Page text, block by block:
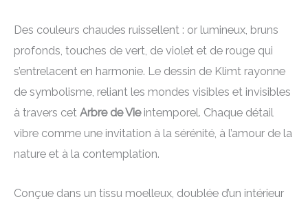
Des couleurs chaudes ruissellent : or lumineux, bruns
profonds, touches de vert, de violet et de rouge qui
s’entrelacent en harmonie. Le dessin de Klimt rayonne
de symbolisme, reliant les mondes visibles et invisibles
à travers cet Arbre de Vieintemporel. Chaque détail
vibre comme une invitation à la sérénité, à l’amour de la
nature et à la contemplation.
Conçue dans un tissu moelleux, doublée d’un intérieur